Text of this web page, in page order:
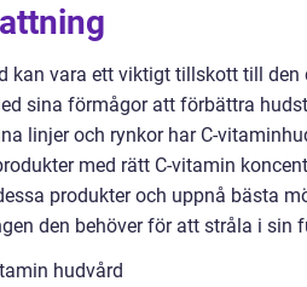
kan vara ett viktigt tillskott till
sina förmågor att förbättra
linjer och rynkor har C-
med rätt C-vitamin
produkter och uppnå bästa
den behöver för att stråla i sin
hudvård